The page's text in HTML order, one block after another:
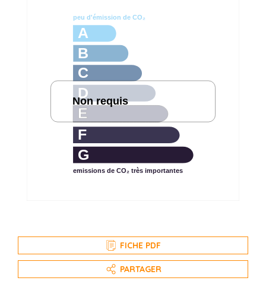
A
B
C
D
E
F
G
emissions de CO₂ très importantes
peu d'émission de CO₂
Non requis
FICHE PDF
PARTAGER